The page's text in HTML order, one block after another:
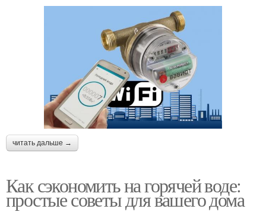
читать дальше →
Как сэкономить на горячей воде:
простые советы для вашего дома